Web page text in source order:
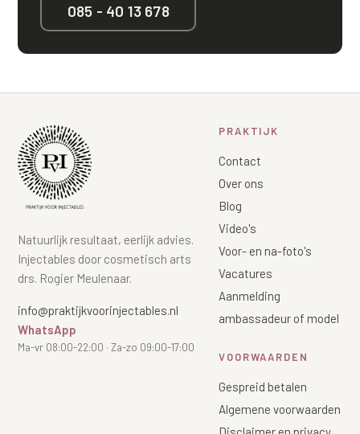
085 - 40 13 678
Natuurlijk resultaat, eerlijk advies.
Injectables door cosmetisch arts
drs. Rogier Meulenaar.
info@praktijkvoorinjectables.nl
WhatsApp
Ma-vr 08:00-22:00 · Za-zo 09:00-17:00
PRAKTIJK
Contact
Over ons
Blog
Video's
Voor- en na-foto's
Vacatures
Aanmelding
ambassadeur of model
VOORWAARDEN
Gespreid betalen
Algemene voorwaarden